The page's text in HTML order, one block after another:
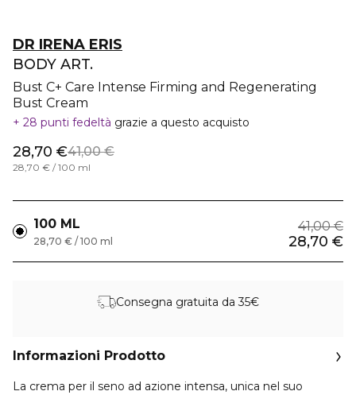
DR IRENA ERIS
BODY ART.
Bust C+ Care Intense Firming and Regenerating
Bust Cream
28 punti fedeltà grazie a questo acquisto
28,70 €41,00 €
28,70 € / 100 ml
100 ML 41,00 €
28,70 €
28,70 € / 100 ml
Consegna gratuita da 35€
Informazioni Prodotto
La crema per il seno ad azione intensa, unica nel suo